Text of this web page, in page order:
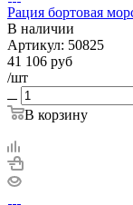
Рация бортовая
В наличии
Артикул: 50825
41 106 руб
/шт
В корзину